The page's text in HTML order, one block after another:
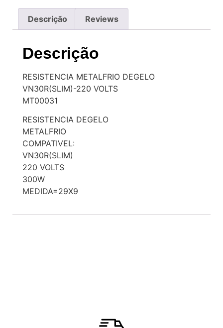
Descrição Reviews
Descrição
RESISTENCIA METALFRIO DEGELO
VN30R(SLIM)-220 VOLTS
MT00031
RESISTENCIA DEGELO
METALFRIO
COMPATIVEL:
VN30R(SLIM)
220 VOLTS
300W
MEDIDA=29X9